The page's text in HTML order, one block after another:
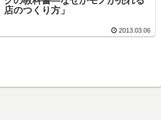
店のつくり方」
2013.03.06